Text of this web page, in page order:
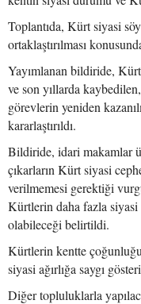
Toplantıda, Kürt siyasi
ortaklaştırılması
Yayımlanan bildiride,
ve son yıllarda
görevlerin yeniden
kararlaştırıldı.
Bildiride, idari makamlar
çıkarların Kürt siyasi
verilmemesi gerektiği
Kürtlerin daha fazla siyasi
olabileceği belirtildi.
Kürtlerin kentte
siyasi ağırlığa saygı
Diğer topluluklarla